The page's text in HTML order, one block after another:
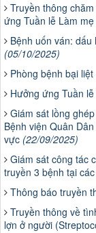
Truyền thông
ứng Tuần lễ Làm
Bệnh uốn ván:
(05/10/2025)
Phòng bệnh bại
Hưởng ứng Tuần
Giám sát lồng
Bệnh viện Quân
vực (22/09/2025)
Giám sát công tác
truyền 3 bệnh tại
Thông báo truyền
Truyền thông về
lợn ở người